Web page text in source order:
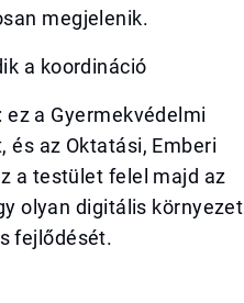
megjelenik.
a koordináció
a Gyermekvédelmi
és az Oktatási, Emberi
a testület felel majd az
olyan digitális környezet
fejlődését.